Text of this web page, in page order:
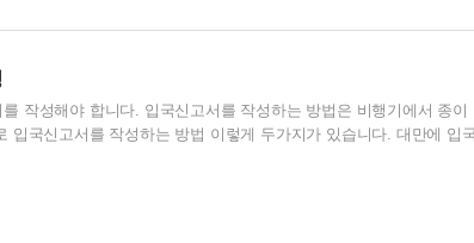
작성해야 합니다. 입국신고서를 작성하는 방법은 비행기에서 종이
입국신고서를 작성하는 방법 이렇게 두가지가 있습니다. 대만에 입
입국신고서를 작성해도 되지만, 온라인으로 미리 작성을 한다면 입
해서 대만 여행지원금 당첨 확인도 해야하고, 짐도 찾아야하는 번거
고서를 작성한다면 더 편하게 대만 여행을 시작 할 수 있습니다. 그